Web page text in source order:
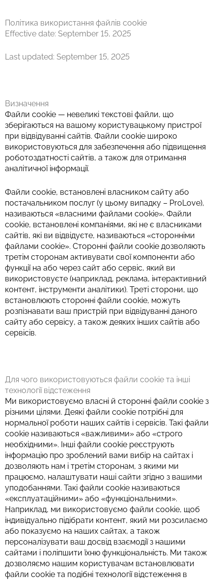
содержимому
Політика використання файлів cookie
Effective date: September 15, 2025
Last updated: September 15, 2025
Визначення
Файли cookie — невеликі текстові файли, що
зберігаються на вашому користувацькому пристрої
при відвідуванні сайтів. Файли cookie широко
використовуються для забезпечення або підвищення
роботоздатності сайтів, а також для отримання
аналітичної інформації.
Файли cookie, встановлені власником сайту або
постачальником послуг (у цьому випадку – ProLove),
називаються «власними файлами cookie». Файли
cookie, встановлені компаніями, які не є власниками
сайтів, які ви відвідуєте, називаються «сторонніми
файлами cookie». Сторонні файли cookie дозволяють
третім сторонам активувати свої компоненти або
функції на або через сайт або сервіс, який ви
використовуєте (наприклад, реклама, інтерактивний
контент, інструменти аналітики). Треті сторони, що
встановлюють сторонні файли cookie, можуть
розпізнавати ваш пристрій при відвідуванні даного
сайту або сервісу, а також деяких інших сайтів або
сервісів.
Для чого використовуються файли cookie та інші
технології відстеження
Ми використовуємо власні й сторонні файли cookie з
різними цілями. Деякі файли cookie потрібні для
нормальної роботи наших сайтів і сервісів. Такі файли
cookie називаються «важливими» або «строго
необхідними». Інші файли cookie реєструють
інформацію про зроблений вами вибір на сайтах і
дозволяють нам і третім сторонам, з якими ми
працюємо, налаштувати наші сайти згідно з вашими
уподобаннями. Такі файли cookie називаються
«експлуатаційними» або «функціональними».
Наприклад, ми використовуємо файли cookie, щоб
індивідуально підібрати контент, який ми розсилаємо
або показуємо на наших сайтах, а також
персоналізувати ваш досвід взаємодії з нашими
сайтами і поліпшити їхню функціональність. Ми також
дозволяємо нашим користувачам встановлювати
файли cookie та подібні технології відстеження в